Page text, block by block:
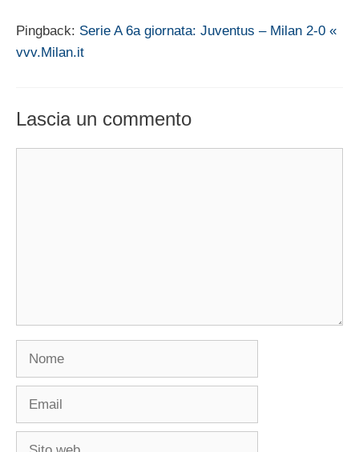
Pingback: Serie A 6a giornata: Juventus – Milan 2-0 «
vvv.Milan.it
Lascia un commento
Nome
Email
Sito